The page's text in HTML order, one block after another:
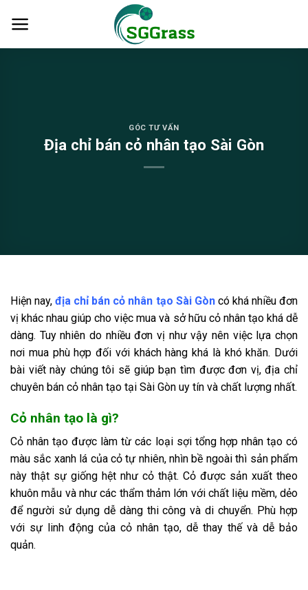
GÓC TƯ VẤN
Địa chỉ bán cỏ nhân tạo Sài Gòn
Hiện nay,địa chỉ bán cỏ nhân tạo Sài Gòncó khá nhiều đơn
vị khác nhau giúp cho việc mua và sở hữu cỏ nhân tạo khá dễ
dàng. Tuy nhiên do nhiều đơn vị như vậy nên việc lựa chọn
nơi mua phù hợp đối với khách hàng khá là khó khăn. Dưới
bài viết này chúng tôi sẽ giúp bạn tìm được đơn vị, địa chỉ
chuyên bán cỏ nhân tạo tại Sài Gòn uy tín và chất lượng nhất.
Cỏ nhân tạo là gì?
Cỏ nhân tạo được làm từ các loại sợi tổng hợp nhân tạo có
màu sắc xanh lá của cỏ tự nhiên, nhìn bề ngoài thì sản phẩm
này thật sự giống hệt như cỏ thật. Cỏ được sản xuất theo
khuôn mẫu và như các thẩm thảm lớn với chất liệu mềm, dẻo
để người sử dụng dễ dàng thi công và di chuyển. Phù hợp
với sự linh động của cỏ nhân tạo, dễ thay thế và dễ bảo
quản.